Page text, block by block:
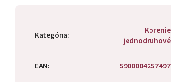
Kategória:
Korenie
jednodruhové
EAN: 5900084257497